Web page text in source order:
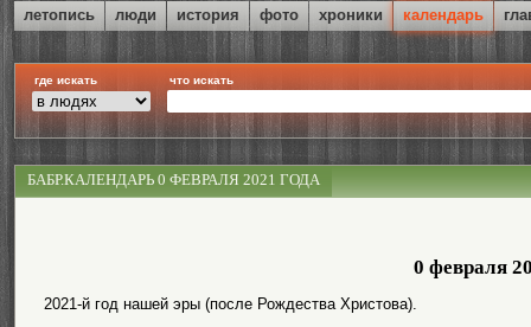
летопись люди история фото хроники календарь
где искать что искать
БАБР.КАЛЕНДАРЬ 0 ФЕВРАЛЯ 2021 ГОДА
0 февраля
2021-й год нашей эры (после Рождества Христова).